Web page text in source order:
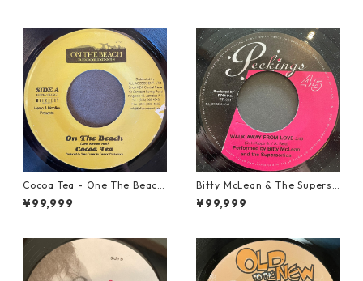
Cocoa Tea - One The Beach
【7-21919】
¥99,999
Bitty McLean & The Superso
nics - Walk Away From Love
【7-21989】
¥99,999